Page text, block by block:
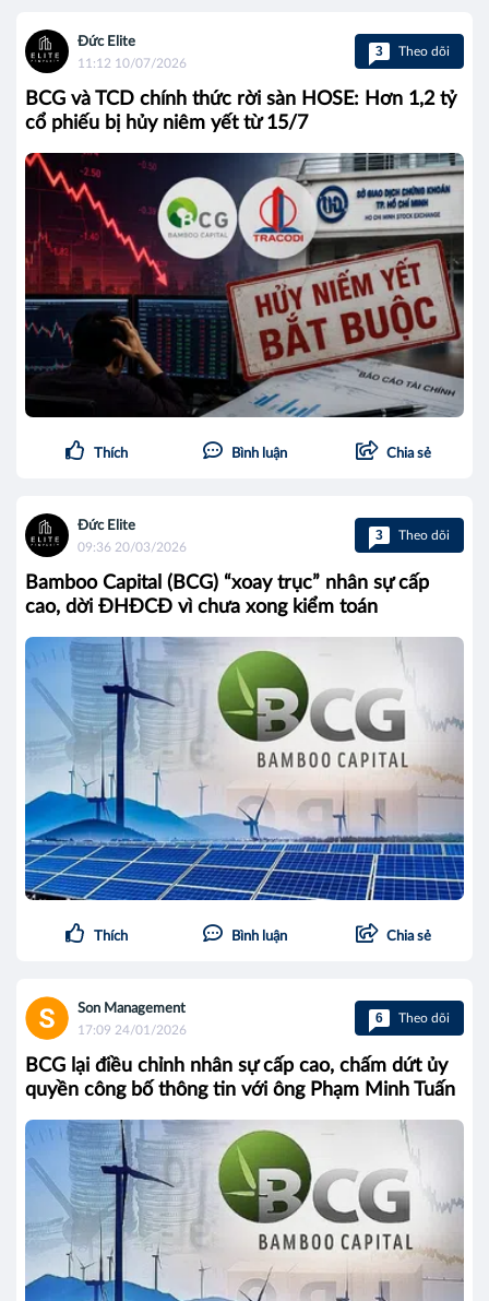
Đức Elite
11:12 10/07/2026
3 Theo dõi
BCG và TCD chính thức rời sàn HOSE: Hơn 1,2 tỷ
cổ phiếu bị hủy niêm yết từ 15/7
Thích Bình luận Chia sẻ
Đức Elite
09:36 20/03/2026
3 Theo dõi
Bamboo Capital (BCG) “xoay trục” nhân sự cấp
cao, dời ĐHĐCĐ vì chưa xong kiểm toán
Thích Bình luận Chia sẻ
Son Management
17:09 24/01/2026
6 Theo dõi
BCG lại điều chỉnh nhân sự cấp cao, chấm dứt ủy
quyền công bố thông tin với ông Phạm Minh Tuấn